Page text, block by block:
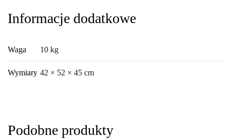
Informacje dodatkowe
Waga 10 kg
Wymiary 42 × 52 × 45 cm
Podobne produkty